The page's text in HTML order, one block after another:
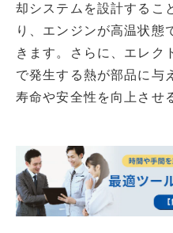
却システムを設計するこ
り、エンジンが高温状態
きます。さらに、エレク
で発生する熱が部品に与
寿命や安全性を向上させ